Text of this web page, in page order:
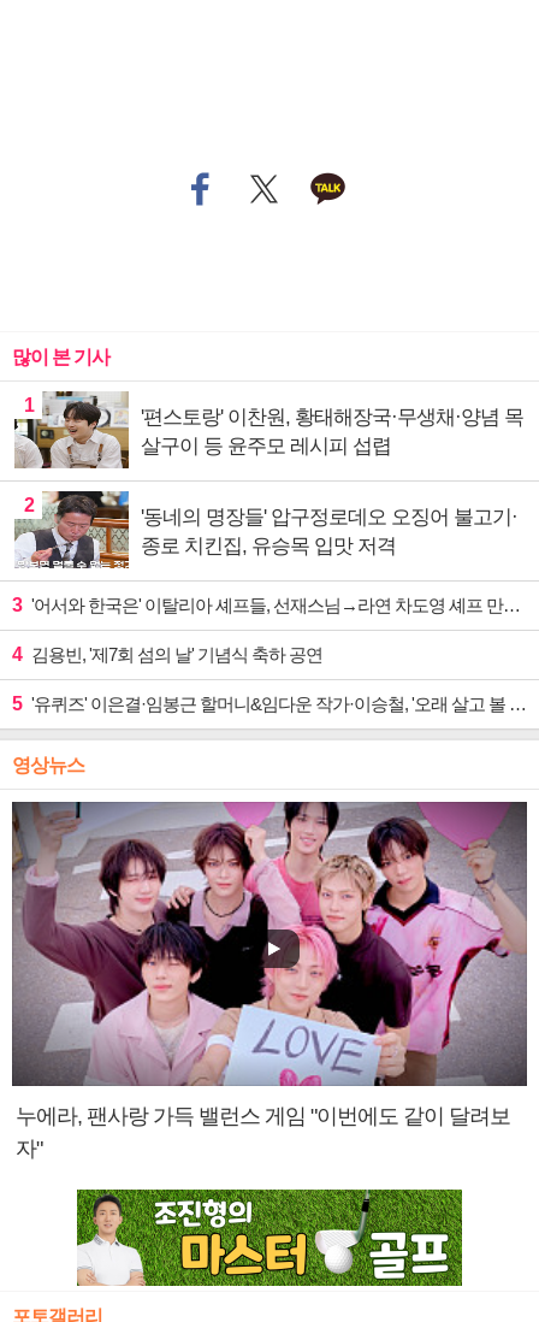
많이 본 기사
1
'편스토랑' 이찬원, 황태해장국·무생채·양념 목
살구이 등 윤주모 레시피 섭렵
2
'동네의 명장들' 압구정로데오 오징어 불고기·
종로 치킨집, 유승목 입맛 저격
3 '어서와 한국은' 이탈리아 셰프들, 선재스님→라연 차도영 셰프 만난다
4 김용빈, '제7회 섬의 날' 기념식 축하 공연
5 '유퀴즈' 이은결·임봉근 할머니&임다운 작가·이승철, '오래 살고 볼 일' 특집 출격
영상뉴스
누에라, 팬사랑 가득 밸런스 게임 "이번에도 같이 달려보
자"
포토갤러리